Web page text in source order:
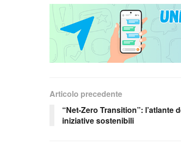
Articolo precedente
“Net-Zero Transition”: l’atlante
iniziative sostenibili